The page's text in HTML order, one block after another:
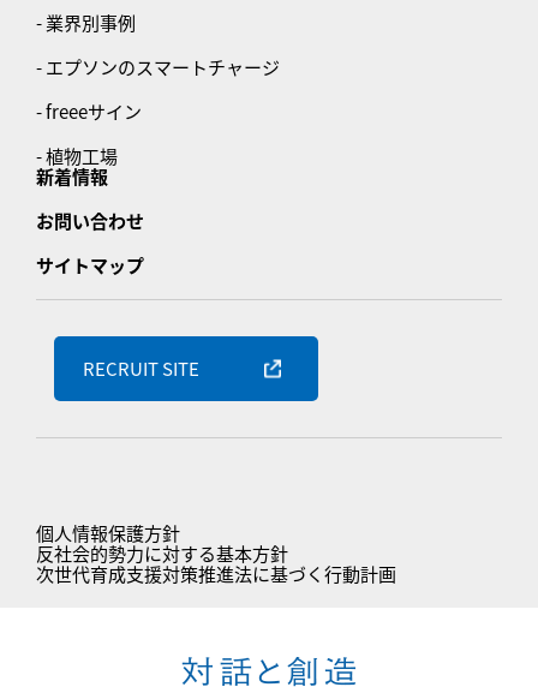
- 業界別事例
- エプソンのスマートチャージ
- freeeサイン
- 植物工場
新着情報
お問い合わせ
サイトマップ
RECRUIT SITE
個人情報保護方針
反社会的勢力に対する基本方針
次世代育成支援対策推進法に基づく行動計画